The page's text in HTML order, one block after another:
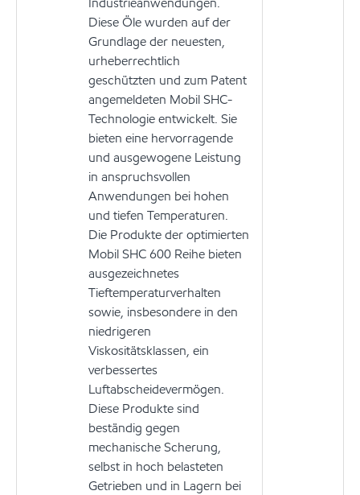
Diese Öle wurden auf der
Grundlage der neuesten,
urheberrechtlich
geschützten und zum Patent
angemeldeten Mobil SHC-
Technologie entwickelt. Sie
bieten eine hervorragende
und ausgewogene Leistung
in anspruchsvollen
Anwendungen bei hohen
und tiefen Temperaturen.
Die Produkte der optimierten
Mobil SHC 600 Reihe bieten
ausgezeichnetes
Tieftemperaturverhalten
sowie, insbesondere in den
niedrigeren
Viskositätsklassen, ein
verbessertes
Luftabscheidevermögen.
Diese Produkte sind
beständig gegen
mechanische Scherung,
selbst in hoch belasteten
Getrieben und in Lagern bei